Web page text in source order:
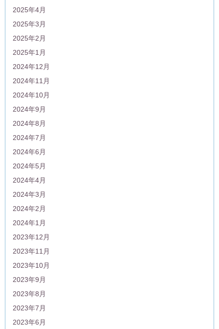
2025年4月
2025年3月
2025年2月
2025年1月
2024年12月
2024年11月
2024年10月
2024年9月
2024年8月
2024年7月
2024年6月
2024年5月
2024年4月
2024年3月
2024年2月
2024年1月
2023年12月
2023年11月
2023年10月
2023年9月
2023年8月
2023年7月
2023年6月